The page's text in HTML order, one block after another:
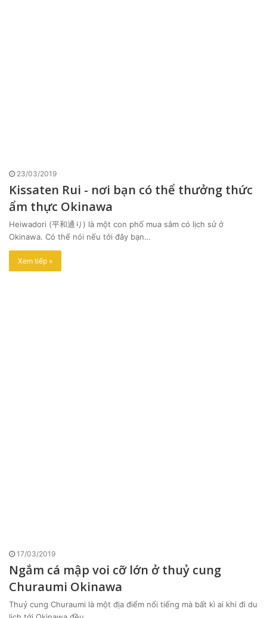
23/03/2019
Kissaten Rui - nơi bạn có thể thưởng thức
ẩm thực Okinawa
Heiwadori (平和通り) là một con phố mua sắm có lịch sử ở
Okinawa. Có thể nói nếu tới đây bạn…
Xem tiếp »
17/03/2019
Ngắm cá mập voi cỡ lớn ở thuỷ cung
Churaumi Okinawa
Thuỷ cung Churaumi là một địa điểm nổi tiếng mà bất kì ai khi đi du